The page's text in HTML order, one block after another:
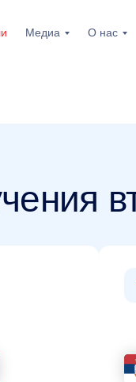
пн-пт: 10.00 -
О нас
Медиа